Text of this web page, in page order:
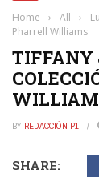
Home › All ›
Pharrell Williams
TIFFANY
BY REDACCIÓN P1
SHARE: